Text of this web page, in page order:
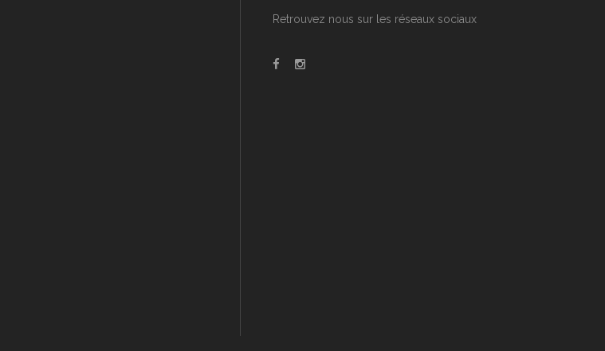
Retrouvez nous sur les réseaux sociaux